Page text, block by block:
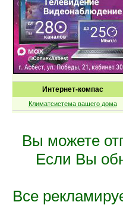
Интернет-компас
Климатсистема вашего дома
Вы можете
Если Вы
Все